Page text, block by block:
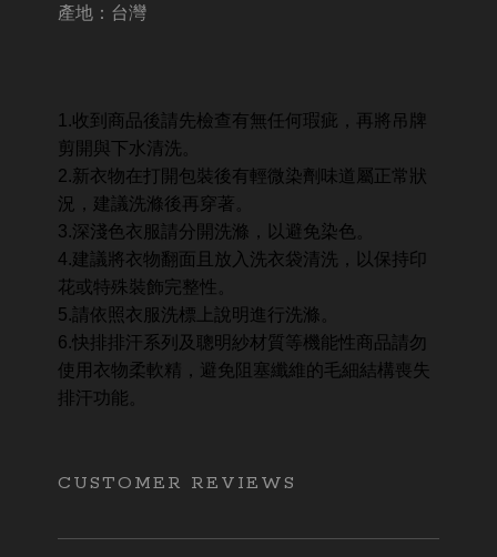
產地：台灣
1.收到商品後請先檢查有無任何瑕疵，再將吊牌
剪開與下水清洗。
2.新衣物在打開包裝後有輕微染劑味道屬正常狀
況，建議洗滌後再穿著。
3.深淺色衣服請分開洗滌，以避免染色。
4.建議將衣物翻面且放入洗衣袋清洗，以保持印
花或特殊裝飾完整性。
5.請依照衣服洗標上說明進行洗滌。
6.快排排汗系列及聰明紗材質等機能性商品請勿
使用衣物柔軟精，避免阻塞纖維的毛細結構喪失
排汗功能。
CUSTOMER REVIEWS